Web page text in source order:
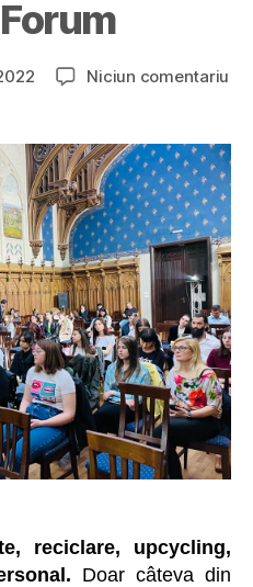
Niciun comentariu
reciclare, upcycling,
Doar câteva din